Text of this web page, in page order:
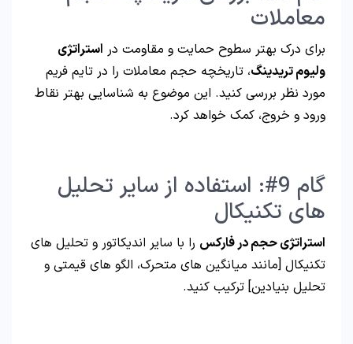
معاملات
برای درک بهتر سطوح حمایت و مقاومت در استراتژی
ولیوم تریدینگ، تاریخچه حجم معاملات را در تایم فریم
مورد نظر بررسی کنید. این موضوع به شناسایی بهتر نقاط
ورود و خروج، کمک خواهد کرد.
گام 9#: استفاده از سایر تحلیل
های تکنیکال
استراتژی حجم در فارکس را با سایر اندیکاتور و تحلیل های
تکنیکال [مانند میانگین های متحرک، الگو های قیمتی و
تحلیل بنیادین] ترکیب کنید.